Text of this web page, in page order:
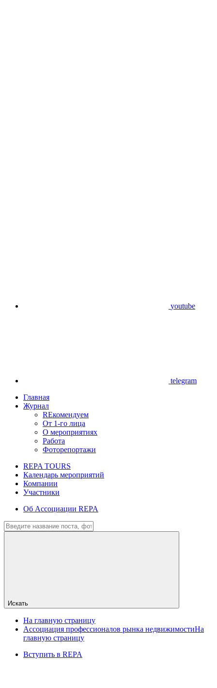
youtube
telegram
Главная
Журнал
REкомендуем
От 1-го лица
О мероприятиях
Работа
Фоторепортажи
REPA TOURS
Календарь мероприятий
Компании
Участники
Об Ассоциации REPA
Искать
На главную страницу
Ассоциация профессионалов рынка недвижимостиНа
главную страницу
Вступить в REPA